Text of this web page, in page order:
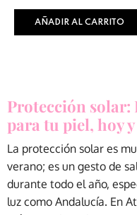
Orange(0)
AÑADIR AL CARRITO
Protección solar:
para tu piel, hoy
La protección solar es
verano; es un gesto de
durante todo el año,
luz como Andalucía. En